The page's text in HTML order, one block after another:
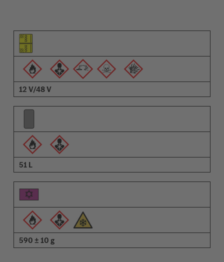
Pictograma do elemento
Pictogramas de advertências
Descrição
12 V/48 V
51 L
590 ± 10 g